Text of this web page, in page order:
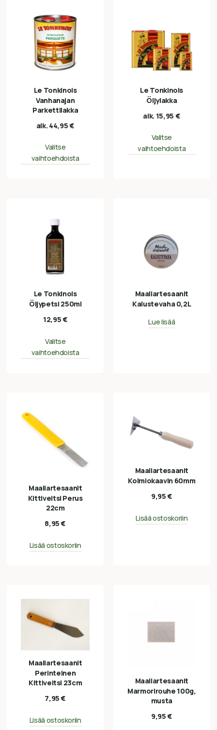
Le Tonkinois
Vanhanajan
Parkettilakka
alk. 44,95€
Valitse
vaihtoehdoista
Le Tonkinois
Öljylakka
alk. 15,95 €
Valitse
vaihtoehdoista
Le Tonkinois
Öljypetsi 250ml
12,95€
Valitse
vaihtoehdoista
Maaliartesaanit
Kalustevaha 0,2L
Lue lisää
Maaliartesaanit
Kittiveitsi Perus
22cm
8,95€
Lisää ostoskoriin
Maaliartesaanit
Kolmiokaavin 60mm
9,95€
Lisää ostoskoriin
Maaliartesaanit
Perinteinen
Kittiveitsi 23cm
7,95€
Lisää ostoskoriin
Maaliartesaanit
Marmorirouhe 100g,
musta
9,95€